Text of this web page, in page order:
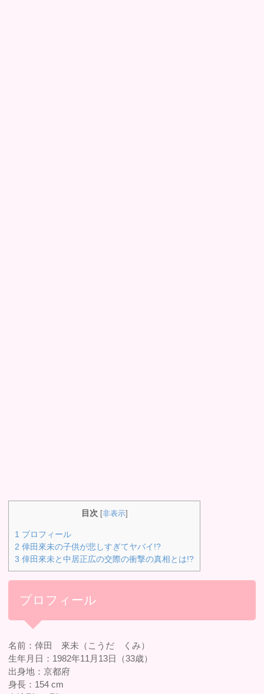
目次 [非表示]
1 プロフィール
2 倖田來未の子供が悲しすぎてヤバイ!?
3 倖田來未と中居正広の交際の衝撃の真相とは!?
プロフィール
名前：倖田 來未（こうだ くみ）
生年月日：1982年11月13日（33歳）
出身地：京都府
身長：154 cm